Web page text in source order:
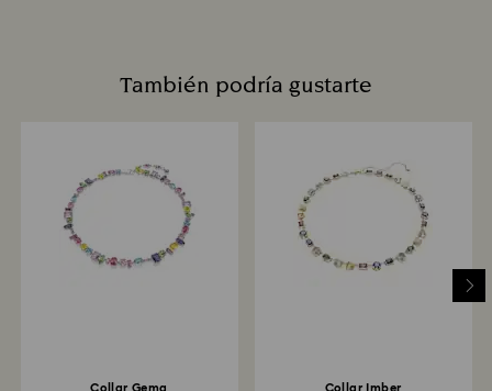
También podría gustarte
Collar Gema Collar Imber